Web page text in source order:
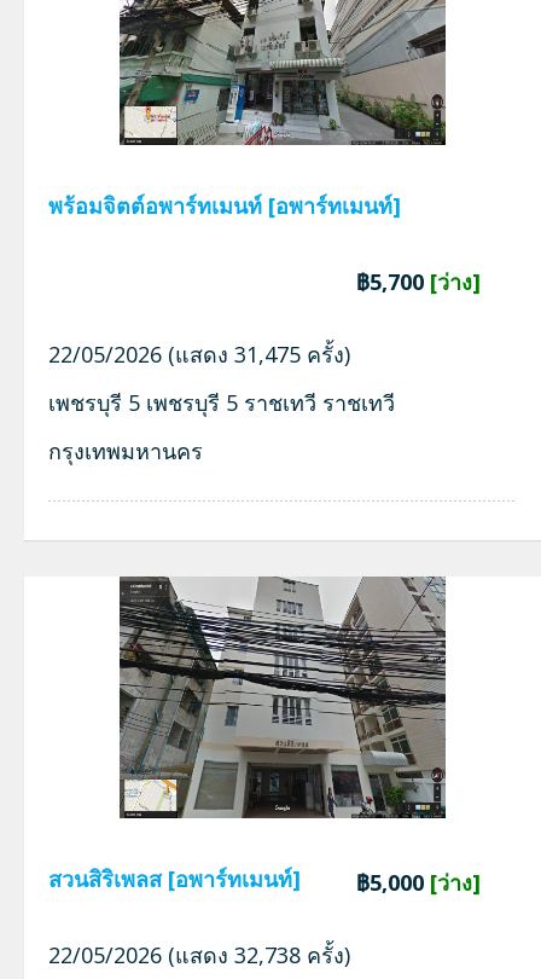
พร้อมจิตต์อพาร์ทเมนท์ [อพาร์ทเมนท์]
฿5,700 [ว่าง]
22/05/2026 (แสดง 31,475 ครั้ง)
เพชรบุรี 5 เพชรบุรี 5 ราชเทวี ราชเทวี
กรุงเทพมหานคร
สวนสิริเพลส [อพาร์ทเมนท์] ฿5,000 [ว่าง]
22/05/2026 (แสดง 32,738 ครั้ง)